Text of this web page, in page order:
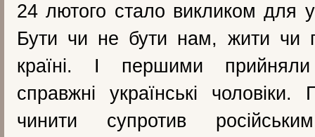
24 лютого стало викликом для
Бути чи не бути нам, жити чи
країні. І першими
справжні українські чоловіки.
чинити супротив